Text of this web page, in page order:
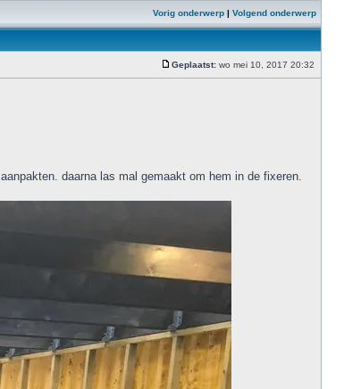
Vorig onderwerp | Volgend onderwerp
Geplaatst: wo mei 10, 2017 20:32
daarna las mal gemaakt om hem in de fixeren.